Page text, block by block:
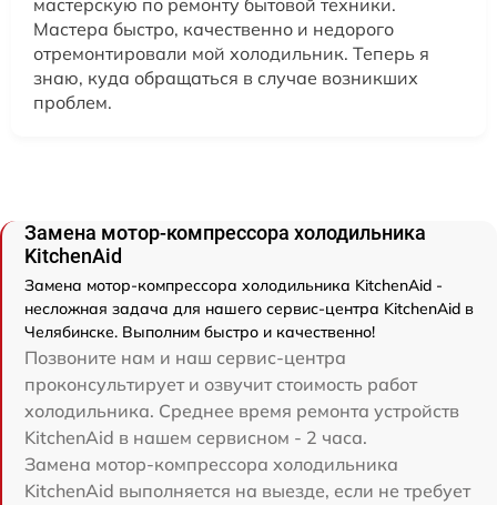
мастерскую по ремонту бытовой техники.
Мастера быстро, качественно и недорого
отремонтировали мой холодильник. Теперь я
знаю, куда обращаться в случае возникших
проблем.
Замена мотор-компрессора холодильника
KitchenAid
Замена мотор-компрессора холодильника KitchenAid -
несложная задача для нашего сервис-центра KitchenAid в
Челябинске. Выполним быстро и качественно!
Позвоните нам и наш сервис-центра
проконсультирует и озвучит стоимость работ
холодильника. Среднее время ремонта устройств
KitchenAid в нашем сервисном - 2 часа.
Замена мотор-компрессора холодильника
KitchenAid выполняется на выезде, если не требует